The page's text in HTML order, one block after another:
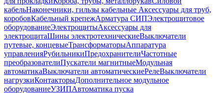
кабельНаконечники, гильзы кабельные Аксессуары для труб,
коробовКабельный крепежАрматура СИПЭлектрощитовое
оборудованиеЭлектрощитыАксессуары для
электрощитаШины электротехническиеВыключатели
путевые, концевыеТрансформаторыАппаратура
управленияРубильникиПредохранителиЧастотные
преобразователиПускатели магнитныеМодульная
автоматикаВыключатели автоматическиеРелеВыключатели
нагрузкиКонтакторыДополнительное модульное
оборудованиеУЗИПАвтоматика пуска